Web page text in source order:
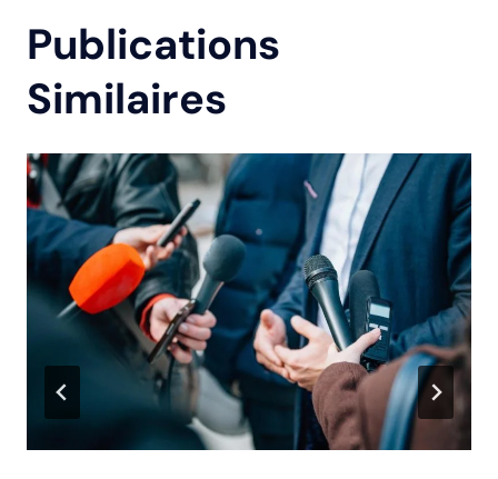
Publications
Similaires